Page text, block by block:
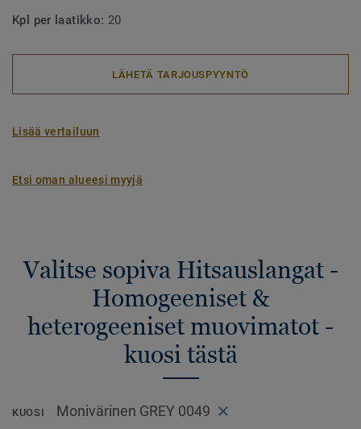
Kpl per laatikko: 20
LÄHETÄ TARJOUSPYYNTÖ
Lisää vertailuun
Etsi oman alueesi myyjä
Valitse sopiva Hitsauslangat -
Homogeeniset &
heterogeeniset muovimatot -
kuosi tästä
KUOSI Monivärinen GREY 0049